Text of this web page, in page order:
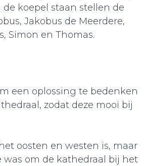
koepel staan stellen de
Jakobus de Meerdere,
Simon en Thomas.
een oplossing te bedenken
zodat deze mooi bij
oosten en westen is, maar
om de kathedraal bij het